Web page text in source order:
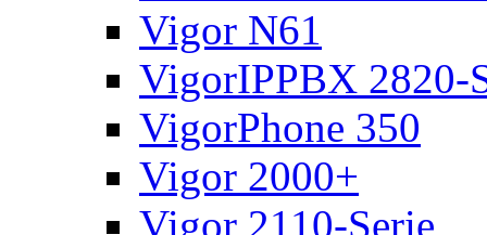
Vigor N61
VigorIPPBX 2820-
VigorPhone 350
Vigor 2000+
Vigor 2110-Serie